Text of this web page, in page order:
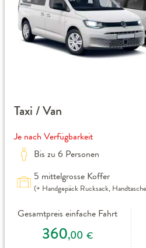
Taxi / Van
Je nach Verfügbarkeit
Bis zu 6 Personen
5 mittelgrosse Koffer
(+ Handgepäck Rucksack,
Gesamtpreis einfache Fahrt
360,00 €